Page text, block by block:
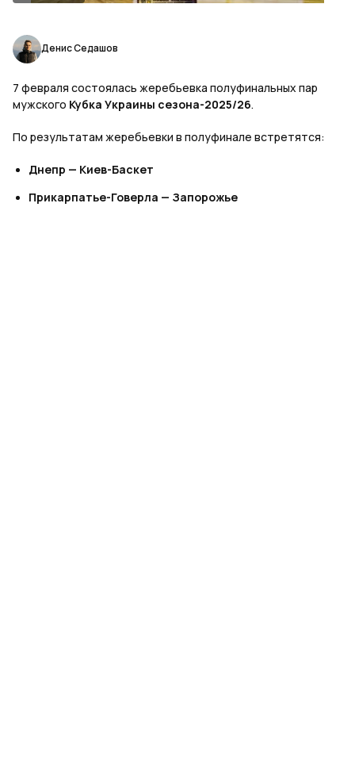
Денис Седашов
7 февраля состоялась жеребьевка полуфинальных пар
мужского Кубка Украины сезона-2025/26.
По результатам жеребьевки в полуфинале встретятся:
Днепр — Киев-Баскет
Прикарпатье-Говерла — Запорожье